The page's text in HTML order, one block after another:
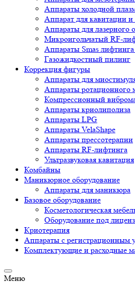
Аппараты холодной
Аппарат для кавитации
Аппараты для лазерного
Микроигольчатый RF-
Аппараты Smas
Газожидкостный пилинг
Коррекция фигуры
Аппараты для
Аппараты ротационного
Компрессионный
Аппараты криолиполиза
Аппараты LPG
Аппараты VelaShape
Аппараты прессотерапии
Аппараты RF-лифтинга
Ультразвуковая кавитация
Комбайны
Маникюрное оборудование
Аппараты для маникюра
Базовое оборудование
Косметологическая
Оборудование под
Криотерапия
Аппараты c регистрационным
Комплектующие и расходные
Меню